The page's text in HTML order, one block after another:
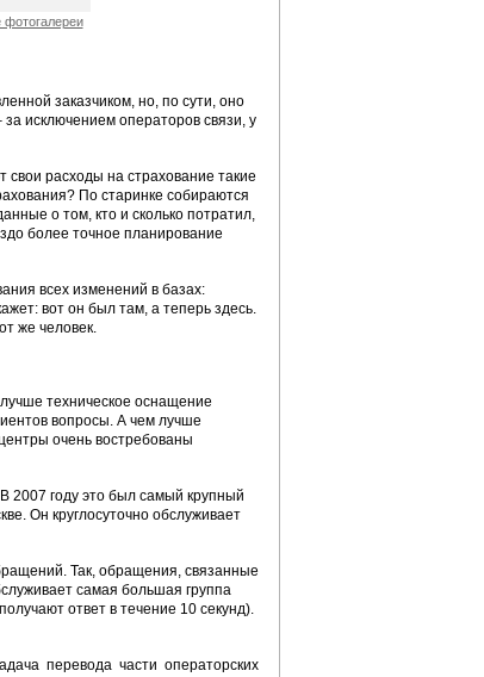
фотогалереи
заказчиком, но, по сути, оно
за исключением операторов связи, у
расходы на страхование такие
По старинке собираются
о том, кто и сколько потратил,
более точное планирование
всех изменений в базах:
вот он был там, а теперь здесь.
же человек.
техническое оснащение
вопросы. А чем лучше
очень востребованы
2007 году это был самый крупный
Он круглосуточно обслуживает
Так, обращения, связанные
самая большая группа
ответ в течение 10 секунд).
перевода части операторских